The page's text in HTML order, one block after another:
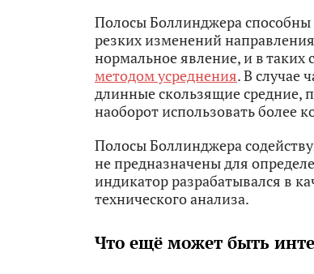
Полосы Боллинджера способны
резких изменений
нормальное явление, и в
методом усреднения. В случае
длинные скользящие средние,
наоборот использовать более
Полосы Боллинджера
не предназначены для
индикатор разрабатывался в
технического анализа.
Что ещё может быть